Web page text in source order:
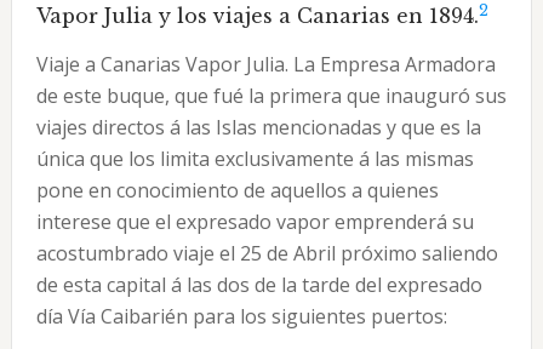
Vapor Julia y los viajes a Canarias en 1894.2
Viaje a Canarias Vapor Julia. La Empresa Armadora
de este buque, que fué la primera que inauguró sus
viajes directos á las Islas mencionadas y que es la
única que los limita exclusivamente á las mismas
pone en conocimiento de aquellos a quienes
interese que el expresado vapor emprenderá su
acostumbrado viaje el 25 de Abril próximo saliendo
de esta capital á las dos de la tarde del expresado
día Vía Caibarién para los siguientes puertos: